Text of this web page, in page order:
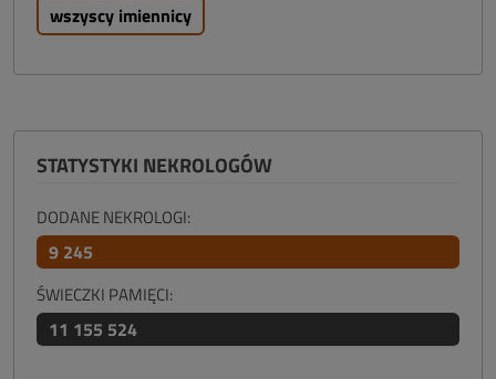
wszyscy imiennicy
STATYSTYKI NEKROLOGÓW
DODANE NEKROLOGI:
9 245
ŚWIECZKI PAMIĘCI:
11 155 524